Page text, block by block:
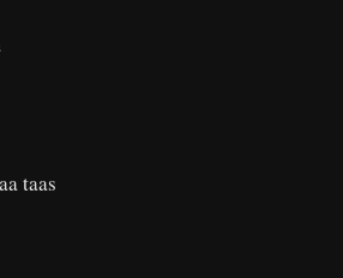
taas